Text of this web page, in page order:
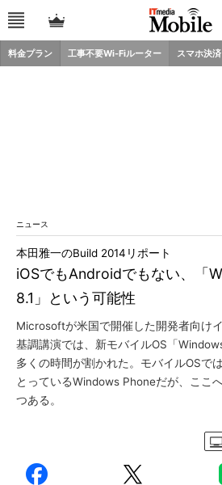
料金プラン 工事不要Wi-Fiルーター スマホ決済
ニュース
iOSでもAndroidでもない、「
8.1」という可能性
本田雅一のBuild 2014リポート
Microsoftが米国で開催した開発者向け
基調講演では、新モバイルOS「
多くの時間が割かれた。モバイルOSで
とっているWindows Phoneだが、ここ
つある。